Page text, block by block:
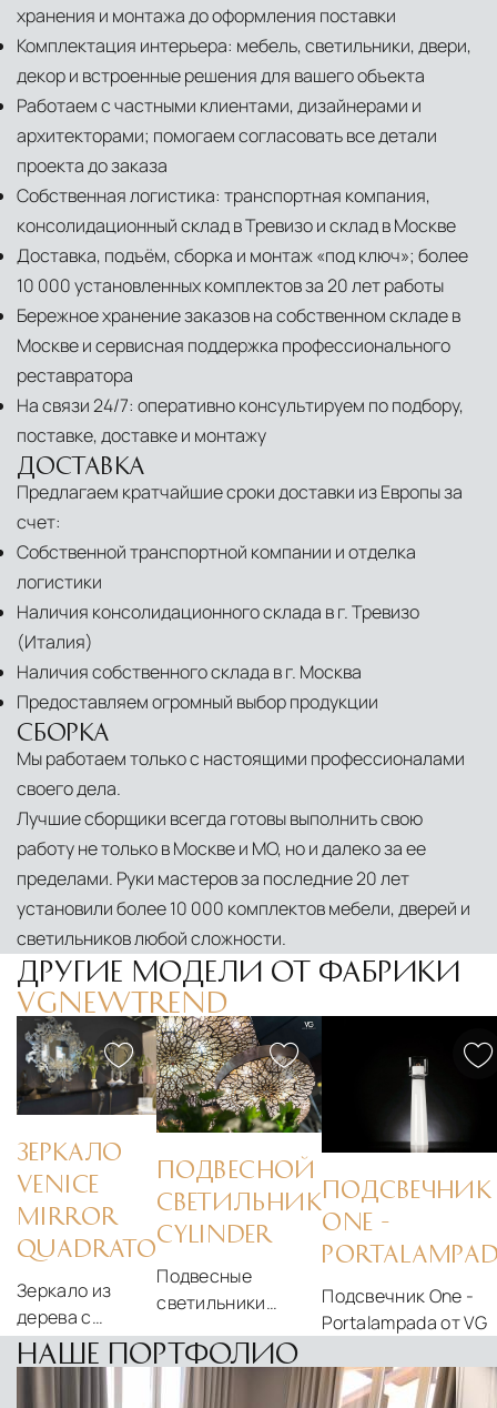
хранения и монтажа до оформления поставки
Комплектация интерьера: мебель, светильники, двери,
декор и встроенные решения для вашего объекта
Работаем с частными клиентами, дизайнерами и
архитекторами; помогаем согласовать все детали
проекта до заказа
Собственная логистика: транспортная компания,
консолидационный склад в Тревизо и склад в Москве
Доставка, подъём, сборка и монтаж «под ключ»; более
10 000 установленных комплектов за 20 лет работы
Бережное хранение заказов на собственном складе в
Москве и сервисная поддержка профессионального
реставратора
На связи 24/7: оперативно консультируем по подбору,
поставке, доставке и монтажу
ДОСТАВКА
Предлагаем кратчайшие сроки доставки из Европы за
счет:
Собственной транспортной компании и отделка
логистики
Наличия консолидационного склада в г. Тревизо
(Италия)
Наличия собственного склада в г. Москва
Предоставляем огромный выбор продукции
СБОРКА
Мы работаем только с настоящими профессионалами
своего дела.
Лучшие сборщики всегда готовы выполнить свою
работу не только в Москве и МО, но и далеко за ее
пределами. Руки мастеров за последние 20 лет
установили более 10 000 комплектов мебели, дверей и
светильников любой сложности.
ДРУГИЕ МОДЕЛИ ОТ ФАБРИКИ
VGNEWTREND
ЗЕРКАЛО
VENICE
MIRROR
QUADRATO
Зеркало из
дерева с
зеркальным
декором VG -
Venice Mirror
ПОДВЕСНОЙ
СВЕТИЛЬНИК
CYLINDER
Подвесные
светильники
формы с
металлическим
ПОДСВЕЧНИК
ONE -
Подсвечник One -
Portalampada от VG
НАШЕ ПОРТФОЛИО